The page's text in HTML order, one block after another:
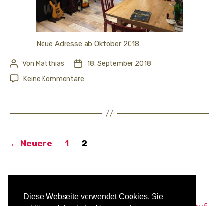
Diese Webseite verwendet Cookies. Sie
Neue Adresse ab Oktober 2018
Beitragsautor
Von Matthias Veröffentlichungsdatum
18. September 2018
Keine Kommentare
Adresse
der
← Neuere 1 2
MyMusicWeb.de